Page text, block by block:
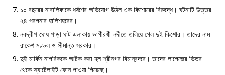
১০ বছরের নাবালিকাকে ধর্ষণের অভিযোগ উঠল এক কিশোরের বিরুদ্ধে। ঘটনাটি উত্তর
২৪ পরগনার হালিশহরের।
নবদ্বীপ ঘোষ পাড়া ঘাট এলাকায় ভাগীরথী নদীতে তলিয়ে গেল দুই কিশোর। তাদের নাম
রাকেশ মণ্ডল ও সীমান্ত সরকার।
দুই মার্কিন নাগরিককে আটক করা হল শ্রীনগর বিমানবন্দরে। তাদের লাগেজের ভিতর
থেকে স্যাটেলাইট ফোন পাওয়া গিয়েছে।